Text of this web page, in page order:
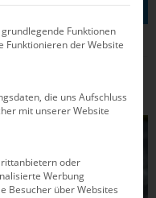
Gruppen, für die
Funktionen
Funktionieren der Website
die uns Aufschluss
mit unserer Website
oder
Werbung
Besucher über Websites